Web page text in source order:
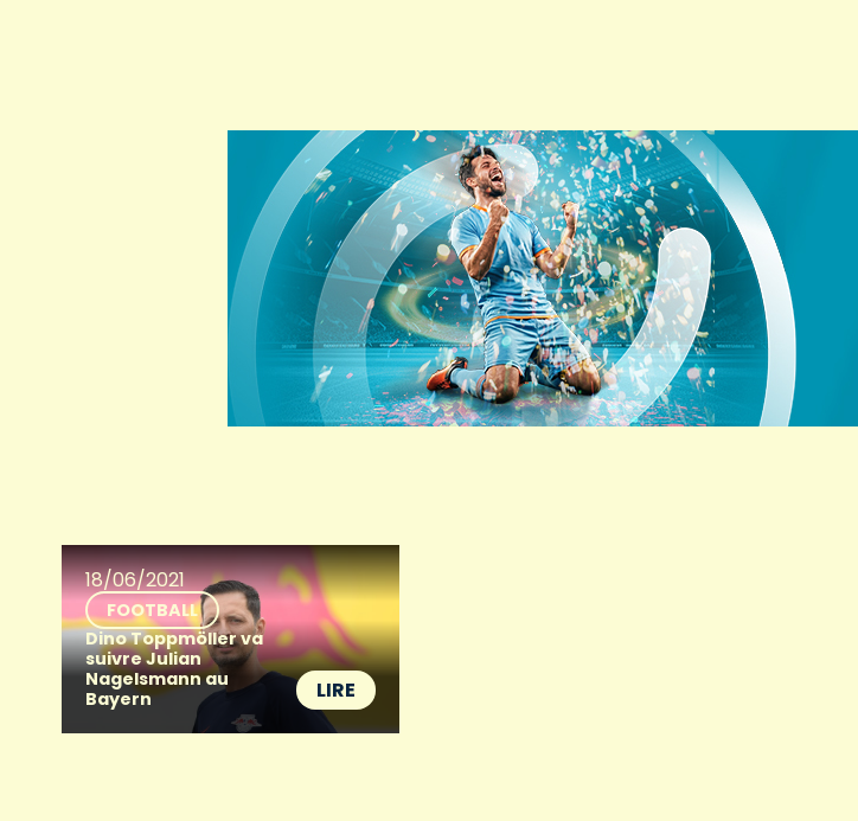
18/06/2021
FOOTBALL
Dino Toppmöller va
suivre Julian
Nagelsmann au
Bayern
LIRE